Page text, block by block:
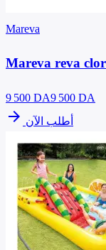
Mareva
Mareva reva
9 500 DA9 500 DA
arrow_forward أطلب الآن